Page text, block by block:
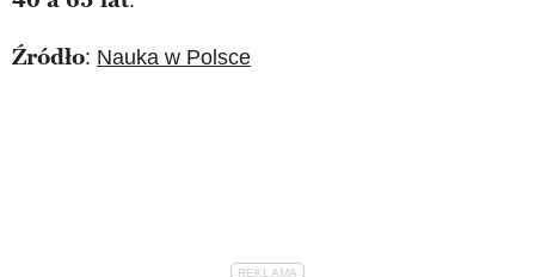
Źródło: Nauka w Polsce